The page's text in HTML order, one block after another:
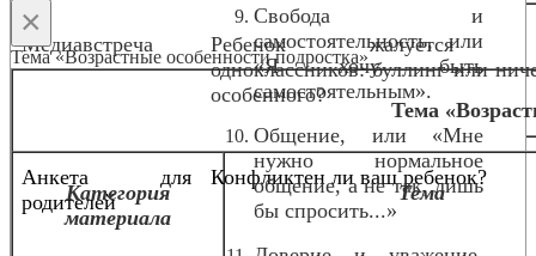
Медиавстреча
Ребенок жалуется
одноклассников: буллинг или
особенного?о
Анкета для
родителей
Конфликтен ли ваш ребенок?
Свобода и
самостоятельность, или
«Я хочу быть
самостоятельным».
Общение, или «Мне
нужно нормальное
общение, а не так, лишь
бы спросить...»
×
Тема «Возрастные особенности подростка»
Тема
Категория
материала
Тема